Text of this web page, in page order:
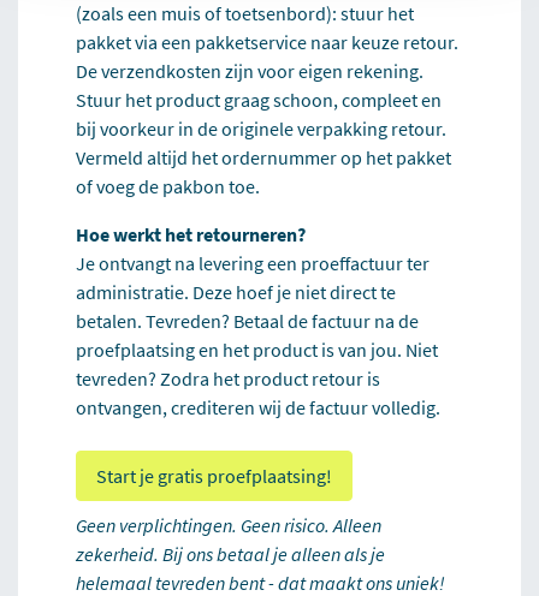
(zoals een muis of toetsenbord): stuur het
pakket via een pakketservice naar keuze retour.
De verzendkosten zijn voor eigen rekening.
Stuur het product graag schoon, compleet en
bij voorkeur in de originele verpakking retour.
Vermeld altijd het ordernummer op het pakket
of voeg de pakbon toe.
Hoe werkt het retourneren?
Je ontvangt na levering een proeffactuur ter
administratie. Deze hoef je niet direct te
betalen. Tevreden? Betaal de factuur na de
proefplaatsing en het product is van jou. Niet
tevreden? Zodra het product retour is
ontvangen, crediteren wij de factuur volledig.
Start je gratis proefplaatsing!
Geen verplichtingen. Geen risico. Alleen
zekerheid. Bij ons betaal je alleen als je
helemaal tevreden bent - dat maakt ons uniek!